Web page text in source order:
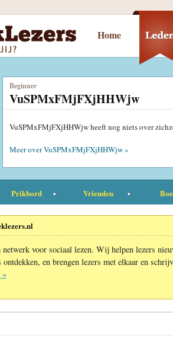
Home
Beginner
VuSPMxFMjFXjHHWjw
VuSPMxFMjFXjHHWjw heeft nog niets over
Meer over VuSPMxFMjFXjHHWjw »
Prikbord Vrienden
voor sociaal lezen. Wij helpen lezers
ontdekken, en brengen lezers met elkaar en
»